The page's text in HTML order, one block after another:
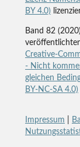
BY 4.0)
Band 82
Creative-
- Nicht
gleichen
BY-NC-SA 4.0)
Impressum